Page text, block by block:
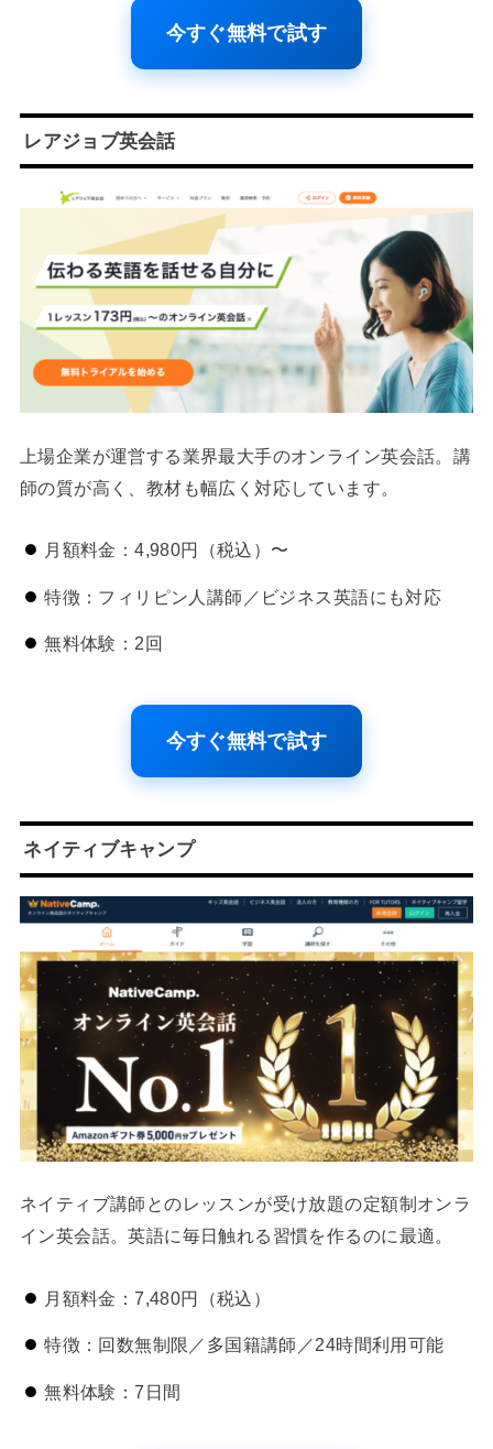
今すぐ無料で試す
レアジョブ英会話
上場企業が運営する業界最大手のオンライン英会話。講
師の質が高く、教材も幅広く対応しています。
月額料金：4,980円（税込）〜
特徴：フィリピン人講師／ビジネス英語にも対応
無料体験：2回
今すぐ無料で試す
ネイティブキャンプ
ネイティブ講師とのレッスンが受け放題の定額制オンラ
イン英会話。英語に毎日触れる習慣を作るのに最適。
月額料金：7,480円（税込）
特徴：回数無制限／多国籍講師／24時間利用可能
無料体験：7日間